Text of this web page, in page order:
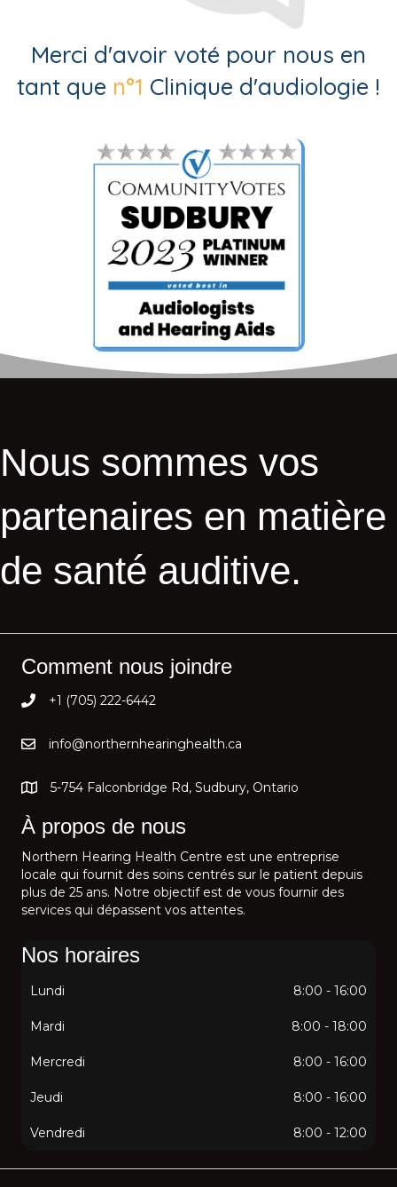
Merci d'avoir voté pour nous en
tant que n°1 Clinique d'audiologie !
Nous sommes vos
partenaires en matière
de santé auditive.
Comment nous joindre
+1 (705) 222-6442
info@northernhearinghealth.ca
5-754 Falconbridge Rd, Sudbury, Ontario
À propos de nous
Northern Hearing Health Centre est une entreprise
locale qui fournit des soins centrés sur le patient depuis
plus de 25 ans. Notre objectif est de vous fournir des
services qui dépassent vos attentes.
Nos horaires
Lundi 8:00 - 16:00
Mardi 8:00 - 18:00
Mercredi 8:00 - 16:00
Jeudi 8:00 - 16:00
Vendredi 8:00 - 12:00